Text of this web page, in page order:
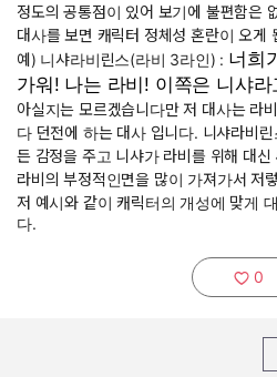
정도의 공통점이 있어 보기에 불편함은
대사를 보면 캐릭터 정체성 혼란이 오게
예) 니샤라비린스(라비 3라인) : 너희
가워! 나는 라비! 이쪽은 니샤라
아실지는 모르겠습니다만 저 대사는 라
다 던전에 하는 대사 입니다. 니샤라비
든 감정을 주고 니샤가 라비를 위해 대
라비의 부정적인면을 많이 가져가서 저
저 예시와 같이 캐릭터의 개성에 맞게
다.
추천하
0